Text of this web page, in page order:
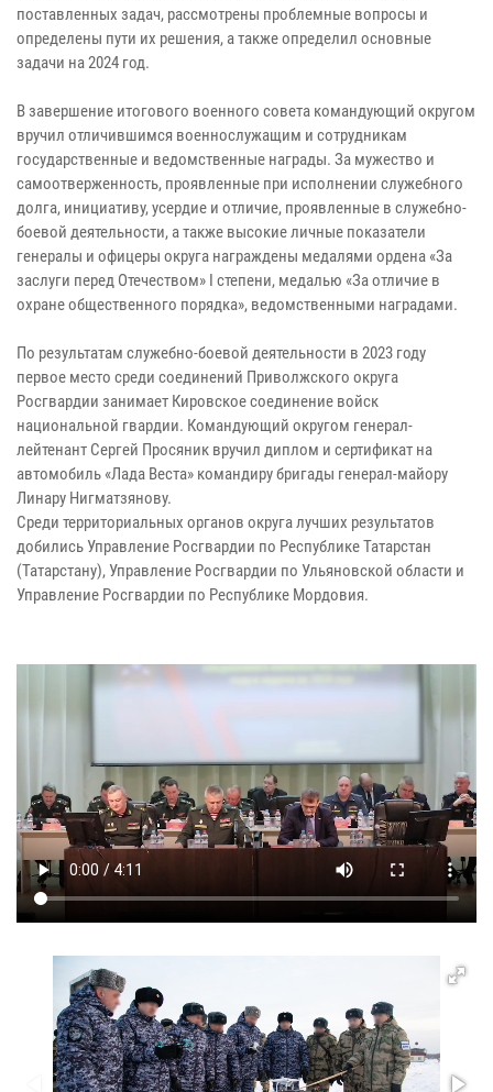
поставленных задач, рассмотрены проблемные вопросы и
определены пути их решения, а также определил основные
задачи на 2024 год.
В завершение итогового военного совета командующий округом
вручил отличившимся военнослужащим и сотрудникам
государственные и ведомственные награды. За мужество и
самоотверженность, проявленные при исполнении служебного
долга, инициативу, усердие и отличие, проявленные в служебно-
боевой деятельности, а также высокие личные показатели
генералы и офицеры округа награждены медалями ордена «За
заслуги перед Отечеством» I степени, медалью «За отличие в
охране общественного порядка», ведомственными наградами.
По результатам служебно-боевой деятельности в 2023 году
первое место среди соединений Приволжского округа
Росгвардии занимает Кировское соединение войск
национальной гвардии. Командующий округом генерал-
лейтенант Сергей Просяник вручил диплом и сертификат на
автомобиль «Лада Веста» командиру бригады генерал-майору
Линару Нигматзянову.
Среди территориальных органов округа лучших результатов
добились Управление Росгвардии по Республике Татарстан
(Татарстану), Управление Росгвардии по Ульяновской области и
Управление Росгвардии по Республике Мордовия.